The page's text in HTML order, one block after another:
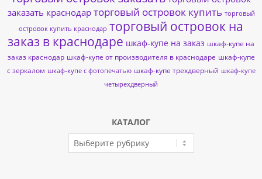
заказать краснодар торговый островок купить торговый
островок купить краснодар торговый островок на
заказ в краснодаре шкаф-купе на заказ шкаф-купе на
заказ краснодар шкаф-купе от производителя в краснодаре шкаф-купе
с зеркалом шкаф-купе с фотопечатью шкаф-купе трехдверный шкаф-купе
четырехдверный
КАТАЛОГ
КАТАЛОГ